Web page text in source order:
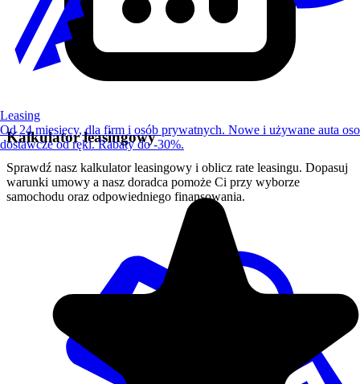
Kalkulator leasingowy
Sprawdź nasz kalkulator leasingowy i oblicz rate leasingu. Dopasuj
warunki umowy a nasz doradca pomoże Ci przy wyborze
samochodu oraz odpowiedniego finansowania.
Leasing
Od 24 miesięcy, dla firm i osób prywatnych. Nowe i używane auta
dostawcze od ręki. Rabaty do -30%.